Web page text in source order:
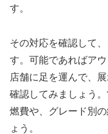
す。
その対応を確認して
す。可能であればア
店舗に足を運んで、
確認してみましょう
燃費や、グレード別
ょう。